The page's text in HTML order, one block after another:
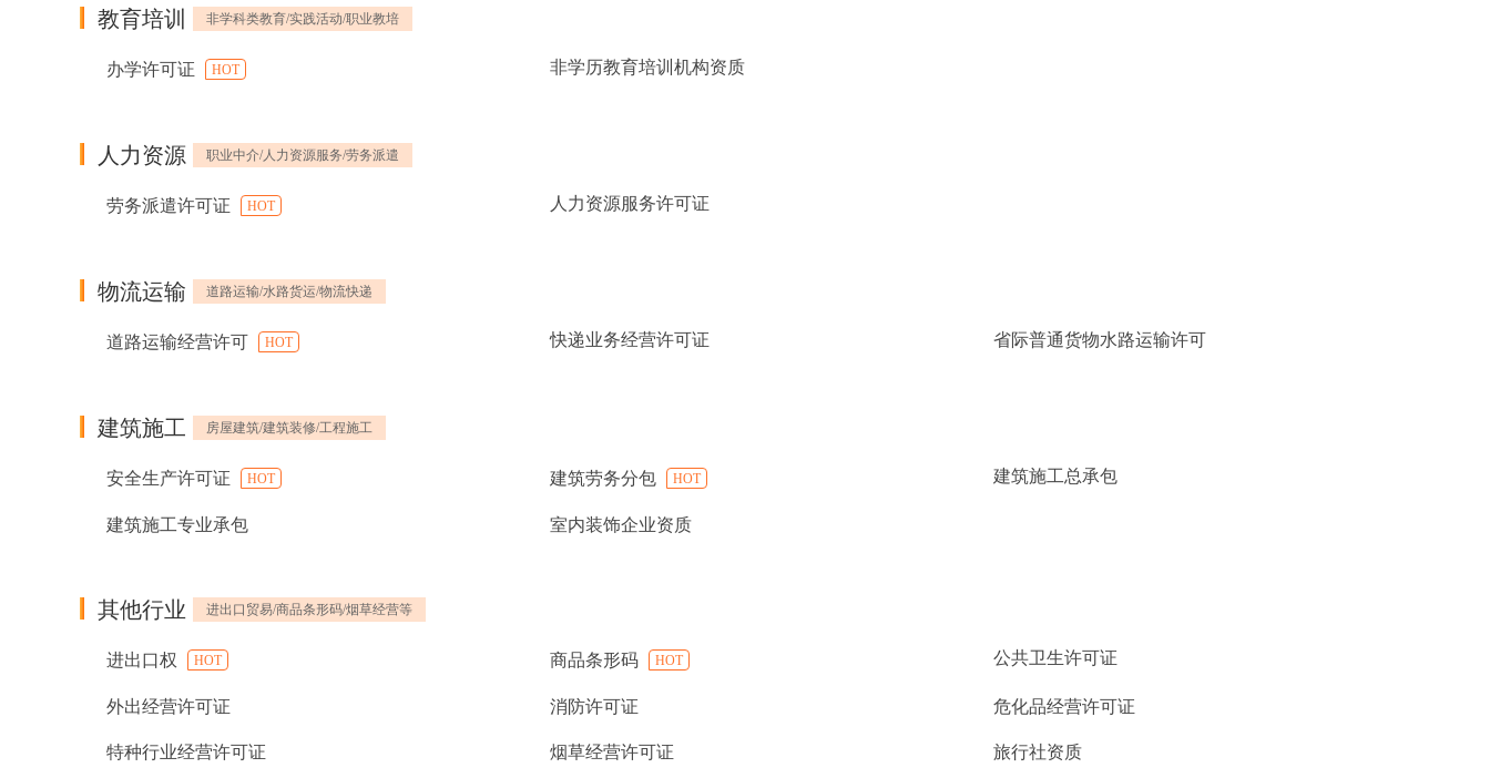
教育培训 非学科类教育/实践活动/职业教培
办学许可证 HOT 非学历教育培训机构资质
人力资源 职业中介/人力资源服务/劳务派遣
劳务派遣许可证 HOT 人力资源服务许可证
物流运输 道路运输/水路货运/物流快递
道路运输经营许可 HOT 快递业务经营许可证 省际普通货物水路运输许可
建筑施工 房屋建筑/建筑装修/工程施工
安全生产许可证 HOT 建筑劳务分包 HOT 建筑施工总承包
建筑施工专业承包 室内装饰企业资质
其他行业 进出口贸易/商品条形码/烟草经营等
进出口权 HOT 商品条形码 HOT 公共卫生许可证
外出经营许可证 消防许可证 危化品经营许可证
特种行业经营许可证 烟草经营许可证 旅行社资质